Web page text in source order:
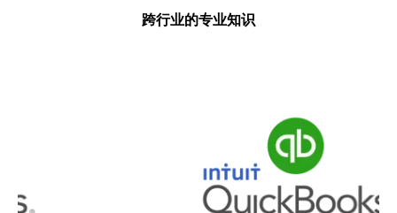
跨行业的专业知识